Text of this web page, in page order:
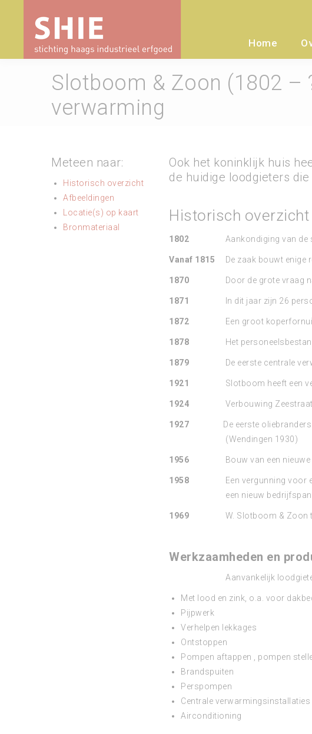
Home
Slotboom & Zoon (1802 –
verwarming
Meteen naar:
Historisch overzicht
Afbeeldingen
Locatie(s) op kaart
Bronmateriaal
Ook het koninklijk huis
de huidige loodgieters
Historisch overzicht
1802 Aankondiging van de
Vanaf 1815 De zaak bouwt enige
1870 Door de grote vraag
1871 In dit jaar zijn 26
1872 Een groot
1878 Het
1879 De eerste centrale
1921 Slotboom heeft een
1924 Verbouwing
1927
De eerste
(Wendingen 1930)
1956 Bouw van een
1958
Een vergunning voor
een nieuw
1969 W. Slotboom & Zoon
Werkzaamheden en
Aanvankelijk
Met lood en zink, o.a. voor
Pijpwerk
Verhelpen lekkages
Ontstoppen
Pompen aftappen , pompen
Brandspuiten
Perspompen
Centrale verwarmingsinstallaties
Airconditioning